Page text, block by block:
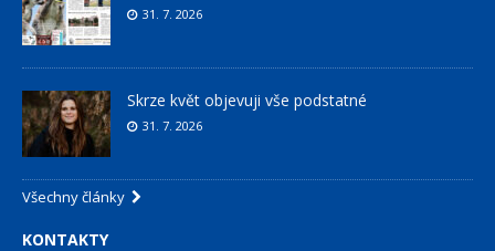
31. 7. 2026
Skrze květ objevuji vše podstatné
31. 7. 2026
Všechny články
KONTAKTY